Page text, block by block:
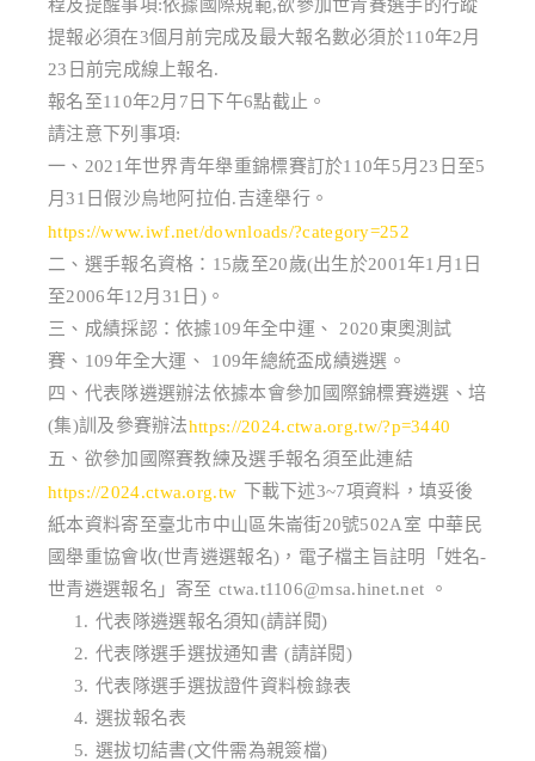
程及提醒事項:依據國際規範,欲參加世青賽選手的行蹤
提報必須在3個月前完成及最大報名數必須於110年2月
23日前完成線上報名.
報名至110年2月7日下午6點截止。
請注意下列事項:
一、2021年世界青年舉重錦標賽訂於110年5月23日至5
月31日假沙烏地阿拉伯.吉達舉行。
https://www.iwf.net/downloads/?category=252
二、選手報名資格：15歲至20歲(出生於2001年1月1日
至2006年12月31日)。
三、成績採認：依據109年全中運、 2020東奧測試
賽、109年全大運、 109年總統盃成績遴選。
四、代表隊遴選辦法依據本會參加國際錦標賽遴選、培
(集)訓及參賽辦法https://2024.ctwa.org.tw/?p=3440
五、欲參加國際賽教練及選手報名須至此連結
https://2024.ctwa.org.tw 下載下述3~7項資料，填妥後
紙本資料寄至臺北市中山區朱崙街20號502A室 中華民
國舉重協會收(世青遴選報名)，電子檔主旨註明「姓名-
世青遴選報名」寄至 ctwa.t1106@msa.hinet.net 。
代表隊遴選報名須知(請詳閱)
代表隊選手選拔通知書 (請詳閱)
代表隊選手選拔證件資料檢錄表
選拔報名表
選拔切結書(文件需為親簽檔)